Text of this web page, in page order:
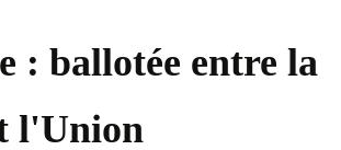
: ballotée entre la
l'Union